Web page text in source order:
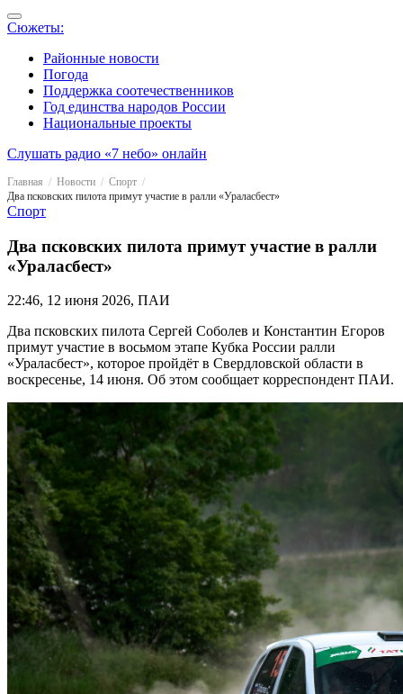
Сюжеты:
Районные новости
Погода
Поддержка соотечественников
Год единства народов России
Национальные проекты
Слушать радио «7 небо» онлайн
Главная Новости
Спорт
Два псковских пилота примут участие в ралли «Ураласбест»
Спорт
Два псковских пилота примут участие в ралли
«Ураласбест»
22:46, 12 июня 2026, ПАИ
Два псковских пилота Сергей Соболев и Константин Егоров
примут участие в восьмом этапе Кубка России ралли
«Ураласбест», которое пройдёт в Свердловской области в
воскресенье, 14 июня. Об этом сообщает корреспондент ПАИ.